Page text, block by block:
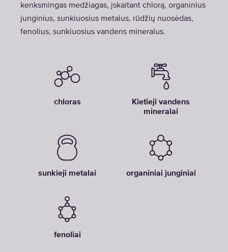
kenksmingas medžiagas, įskaitant chlorą, organinius
junginius, sunkiuosius metalus, rūdžių nuosėdas,
fenolius, sunkiuosius vandens mineralus.
chloras
Kietieji vandens
mineralai
sunkieji metalai organiniai junginiai
fenoliai